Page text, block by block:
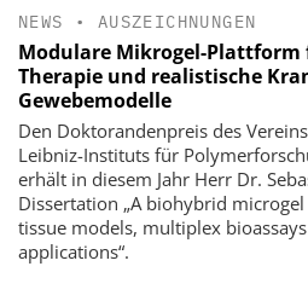
NEWS • AUSZEICHNUNGEN
Modulare Mikrogel-Plattform
Therapie und realistische
Gewebemodelle
Den Doktorandenpreis des
Leibniz-Instituts für
erhält in diesem Jahr Herr Dr.
Dissertation „A biohybrid
tissue models, multiplex
applications“.